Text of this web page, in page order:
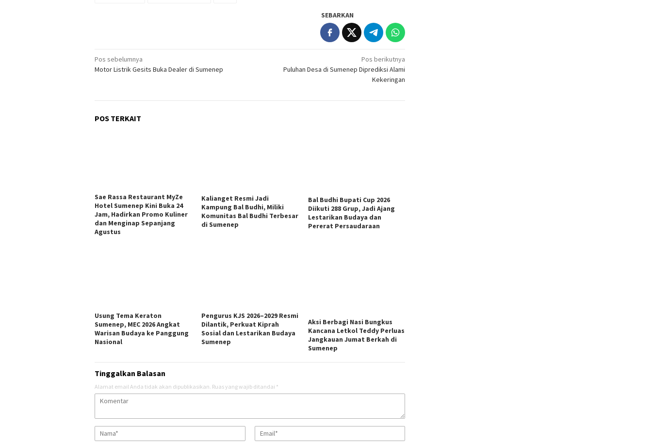
SEBARKAN
Navigasi
pos
Pos sebelumnya
Motor Listrik Gesits Buka Dealer di Sumenep
Pos berikutnya
Puluhan Desa di Sumenep Diprediksi Alami
Kekeringan
POS TERKAIT
Sae Rassa Restaurant MyZe
Hotel Sumenep Kini Buka 24
Jam, Hadirkan Promo Kuliner
dan Menginap Sepanjang
Agustus
Kalianget Resmi Jadi
Kampung Bal Budhi, Miliki
Komunitas Bal Budhi Terbesar
di Sumenep
Bal Budhi Bupati Cup 2026
Diikuti 288 Grup, Jadi Ajang
Lestarikan Budaya dan
Pererat Persaudaraan
Usung Tema Keraton
Sumenep, MEC 2026 Angkat
Warisan Budaya ke Panggung
Nasional
Pengurus KJS 2026–2029 Resmi
Dilantik, Perkuat Kiprah
Sosial dan Lestarikan Budaya
Sumenep
Aksi Berbagi Nasi Bungkus
Kancana Letkol Teddy Perluas
Jangkauan Jumat Berkah di
Sumenep
Tinggalkan Balasan
Alamat email Anda tidak akan dipublikasikan. Ruas yang wajib ditandai *